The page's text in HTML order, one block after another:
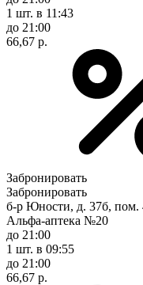
1 шт. в 11:43
до 21:00
66,67 р.
Забронировать
Забронировать
б-р Юности, д. 37б, пом.
Альфа-аптека №20
до 21:00
1 шт. в 09:55
до 21:00
66,67 р.